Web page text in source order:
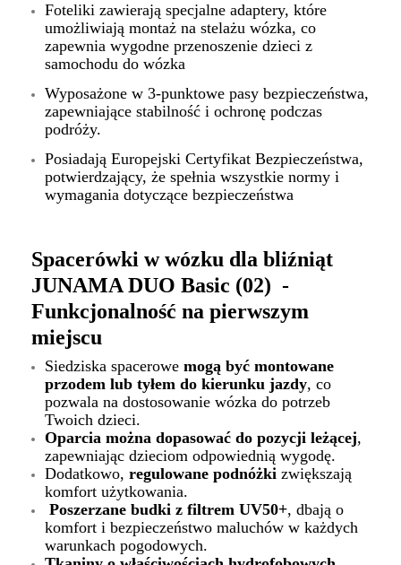
Foteliki zawierają specjalne adaptery, które
umożliwiają montaż na stelażu wózka, co
zapewnia wygodne przenoszenie dzieci z
samochodu do wózka
Wyposażone w 3-punktowe pasy bezpieczeństwa,
zapewniające stabilność i ochronę podczas
podróży.
Posiadają Europejski Certyfikat Bezpieczeństwa,
potwierdzający, że spełnia wszystkie normy i
wymagania dotyczące bezpieczeństwa
Spacerówki w wózku dla bliźniąt
JUNAMA DUO Basic (02) -
Funkcjonalność na pierwszym
miejscu
Siedziska spacerowe mogą być montowane
przodem lub tyłem do kierunku jazdy, co
pozwala na dostosowanie wózka do potrzeb
Twoich dzieci.
Oparcia można dopasować do pozycji leżącej,
zapewniając dzieciom odpowiednią wygodę.
Dodatkowo, regulowane podnóżki zwiększają
komfort użytkowania.
Poszerzane budki z filtrem UV50+, dbają o
komfort i bezpieczeństwo maluchów w każdych
warunkach pogodowych.